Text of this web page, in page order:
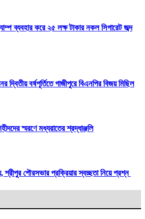
ব্যবহার করে ২৫ লক্ষ টাকার নকল সিগারেট জব্দ
বর্ষপূর্তিতে গাজীপুরে বিএনপির বিজয় মিছিল
স্মরণে মধ্যরাতের শ্রদ্ধাঞ্জলি
শ্রীপুর পৌরসভার প্রক্রিয়ার স্বচ্ছতা নিয়ে প্রশ্ন